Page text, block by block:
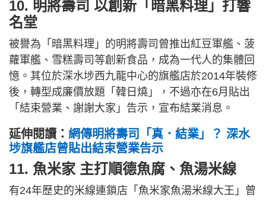
10. 明將壽司 以創新「暗黑料理」打響
名堂
被譽為「暗黑料理」的明將壽司曾推出紅豆軍艦、菠
蘿軍艦、雪糕壽司等創新食品，成為一代人的集體回
憶。其位於深水埗西九龍中心的旗艦店於2014年裝修
後，轉型成廉價放題「韓日燒」，不過亦在6月貼出
「結束營業、謝謝大家」告示，宣布結業消息。
延伸閱讀： 網傳明將壽司「真．結業」？ 深水
埗旗艦店曾貼出結束營業告示
11. 魚米家 主打順德魚腐、魚湯米線
有24年歷史的米線連鎖店「魚米家魚湯米線大王」曾